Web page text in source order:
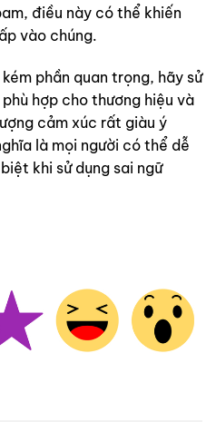
điều này có thể khiến
vào chúng.
phần quan trọng, hãy sử
hợp cho thương hiệu và
cảm xúc rất giàu ý
là mọi người có thể dễ
khi sử dụng sai ngữ